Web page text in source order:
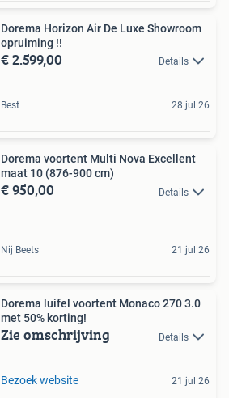
Dorema Horizon Air De Luxe Showroom
opruiming !!
€ 2.599,00 Details
Best 28 jul 26
Dorema voortent Multi Nova Excellent
maat 10 (876-900 cm)
€ 950,00 Details
Nij Beets 21 jul 26
Dorema luifel voortent Monaco 270 3.0
met 50% korting!
Zie omschrijving Details
Bezoek website 21 jul 26